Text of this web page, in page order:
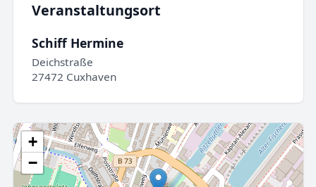
Veranstaltungsort
Schiff Hermine
Deichstraße
27472 Cuxhaven
+
−